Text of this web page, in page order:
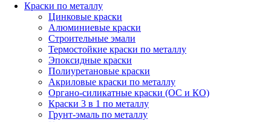
Краски по металлу
Цинковые краски
Алюминиевые краски
Строительные эмали
Термостойкие краски по металлу
Эпоксидные краски
Полиуретановые краски
Акриловые краски по металлу
Органо-силикатные краски (ОС и КО)
Краски 3 в 1 по металлу
Грунт-эмаль по металлу